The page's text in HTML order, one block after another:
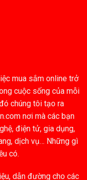
mua sắm online trở
cuộc sống của mỗi
chúng tôi tạo ra
nơi mà các bạn
điện tử, gia dụng,
dịch vụ… Những gì
có.
dẫn đường cho các